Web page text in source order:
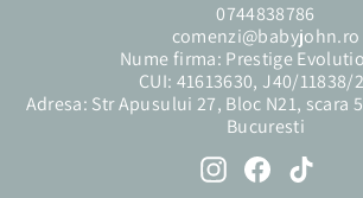
0744838786
comenzi@babyjohn.ro
Nume firma: Prestige
CUI: 41613630, J40/11838/
Adresa: Str Apusului 27, Bloc N21, scara
Bucuresti
InstagramFacebook